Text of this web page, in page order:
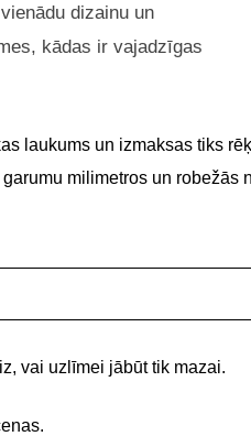
dizainu un
kādas ir vajadzīgas
laukums un izmaksas tiks
milimetros un robežās
vai uzlīmei jābūt tik mazai.